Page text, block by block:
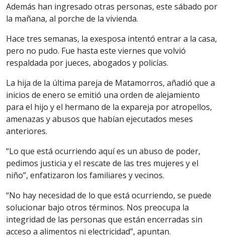
Además han ingresado otras personas, este sábado por
la mañana, al porche de la vivienda.
Hace tres semanas, la exesposa intentó entrar a la casa,
pero no pudo. Fue hasta este viernes que volvió
respaldada por jueces, abogados y policías.
La hija de la última pareja de Matamorros, añadió que a
inicios de enero se emitió una orden de alejamiento
para el hijo y el hermano de la expareja por atropellos,
amenazas y abusos que habían ejecutados meses
anteriores.
“Lo que está ocurriendo aquí es un abuso de poder,
pedimos justicia y el rescate de las tres mujeres y el
niño”, enfatizaron los familiares y vecinos.
“No hay necesidad de lo que está ocurriendo, se puede
solucionar bajo otros términos. Nos preocupa la
integridad de las personas que están encerradas sin
acceso a alimentos ni electricidad”, apuntan.